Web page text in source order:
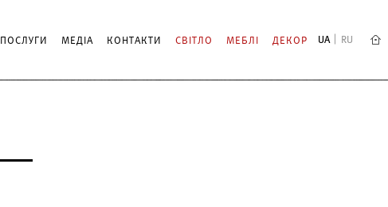
ПОСЛУГИ МЕДІА КОНТАКТИ СВІТЛО МЕБЛІ ДЕКОР UA RU